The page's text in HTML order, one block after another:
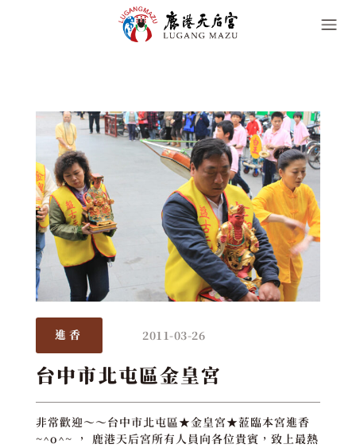
進香 2011-03-26
台中市北屯區金皇宮
非常歡迎～～台中市北屯區★金皇宮★蒞臨本宮進香
~^o^~ ， 鹿港天后宮所有人員向各位貴賓，致上最熱